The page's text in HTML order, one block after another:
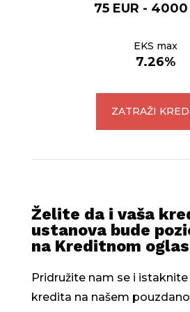
75 EUR - 4000
EKS max
7.26%
ZATRAŽI
Želite da i vaša
ustanova bude
na Kreditnom
Pridružite nam se i
kredita na našem